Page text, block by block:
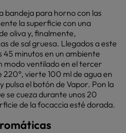
bandeja para horno con las
la superficie con una
oliva y, finalmente,
de sal gruesa. Llegados a este
45 minutos en un ambiente
modo ventilado en el tercer
vierte 100 ml de agua en
el botón de Vapor. Pon la
se cueza durante unos 20
de la focaccia esté dorada.